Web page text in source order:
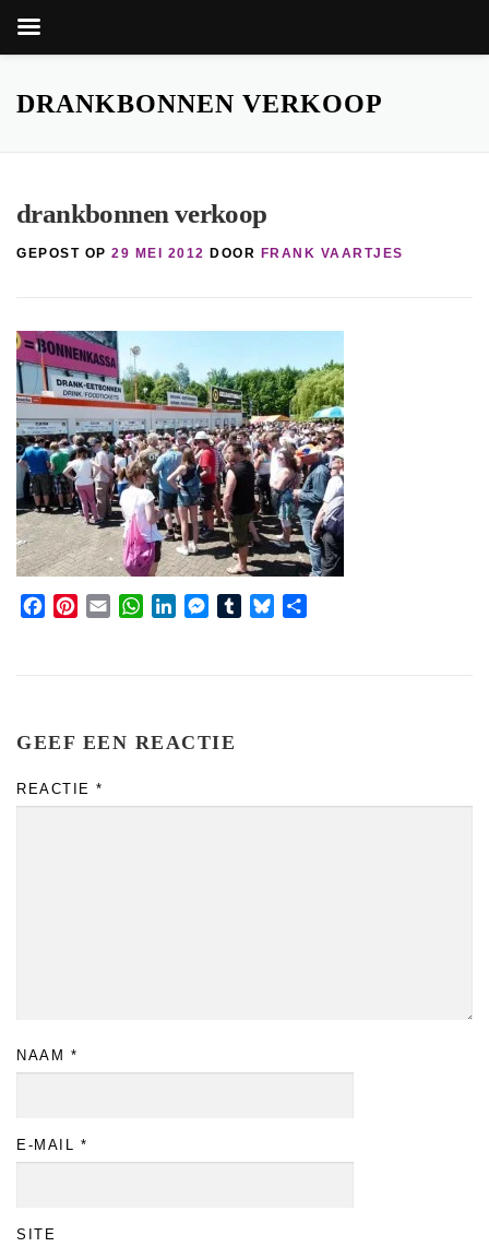
naarDRANKBONNEN VERKOOP
drankbonnen verkoop
GEPOST OP 29 MEI 2012 DOOR FRANK VAARTJES
FacebookPinterest
Email WhatsApp
LinkedInMessenger
TumblrBluesky
GEEF EEN REACTIE
REACTIE *
NAAM *
E-MAIL *
SITE